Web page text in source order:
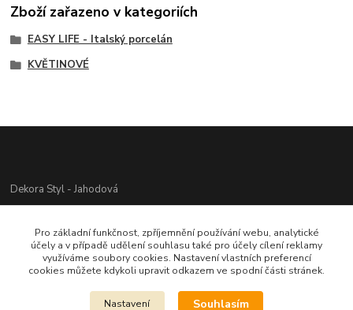
Zboží zařazeno v kategoriích
EASY LIFE - Italský porcelán
KVĚTINOVÉ
Dekora Styl - Jahodová
721312944
info@zbozi-darky.cz
Pro základní funkčnost, zpříjemnění používání webu, analytické
účely a v případě udělení souhlasu také pro účely cílení reklamy
využíváme soubory cookies. Nastavení vlastních preferencí
cookies můžete kdykoli upravit odkazem ve spodní části stránek.
Nastavení Souhlasím